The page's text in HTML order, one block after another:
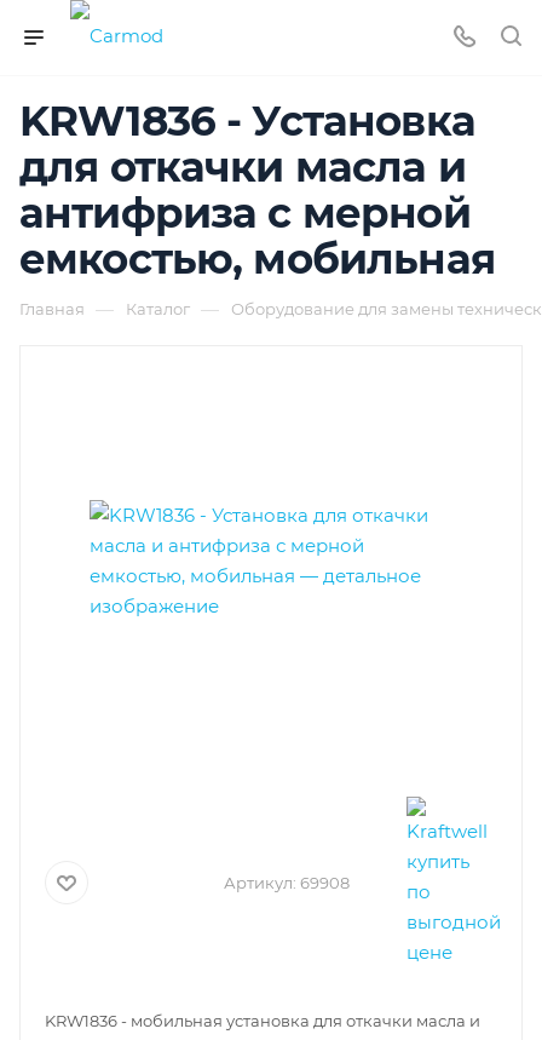
KRW1836 - Установка
для откачки масла и
антифриза с мерной
емкостью, мобильная
Главная — Каталог — Оборудование для замены
Артикул: 69908
KRW1836 - мобильная установка для откачки масла и